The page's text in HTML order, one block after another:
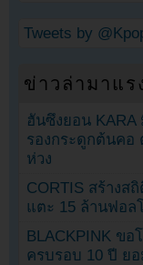
Tweets by
ข่าวล่ามาแร
ฮันซึงยอน
รองกระดูกต้นคอ
ห่วง
CORTIS สร้างส
แตะ 15 ล้านฟอล
BLACKPINK ขอ
ครบรอบ 10 ปี ย